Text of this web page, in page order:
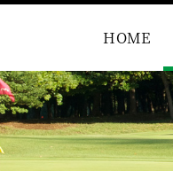
HOME